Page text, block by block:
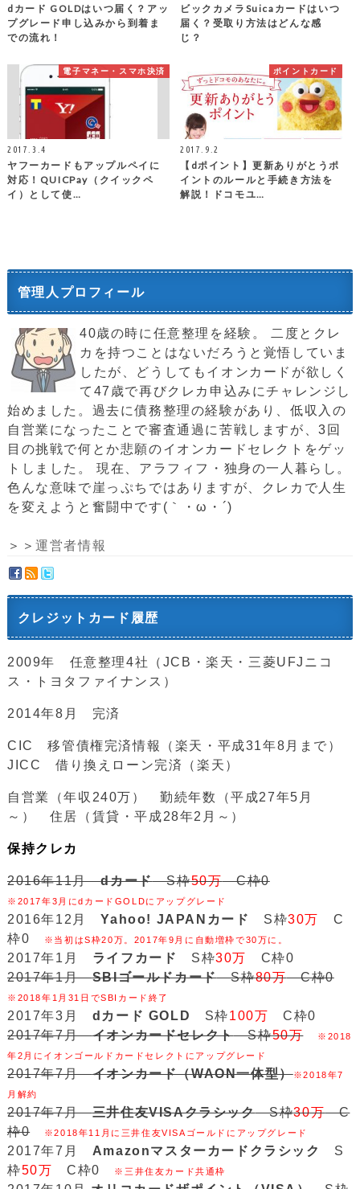
dカード GOLDはいつ届く？アッ
プグレード申し込みから到着ま
での流れ！
ビックカメラSuicaカードはいつ
届く？受取り方法はどんな感
じ？
電子マネー・スマホ決済
2017.3.4
ヤフーカードもアップルペイに
対応！QUICPay（クイックペ
イ）として使…
ポイントカード
2017.9.2
【dポイント】更新ありがとうポ
イントのルールと手続き方法を
解説！ドコモユ…
管理人プロフィール
40歳の時に任意整理を経験。 二度とクレ
カを持つことはないだろうと覚悟していま
したが、どうしてもイオンカードが欲しく
て47歳で再びクレカ申込みにチャレンジし
始めました。過去に債務整理の経験があり、低収入の
自営業になったことで審査通過に苦戦しますが、3回
目の挑戦で何とか悲願のイオンカードセレクトをゲッ
トしました。 現在、アラフィフ・独身の一人暮らし。
色んな意味で崖っぷちではありますが、クレカで人生
を変えようと奮闘中です(｀・ω・´)ゞ
＞＞運営者情報
クレジットカード履歴
2009年 任意整理4社（JCB・楽天・三菱UFJニコ
ス・トヨタファイナンス）
2014年8月 完済
CIC 移管債権完済情報（楽天・平成31年8月まで）
JICC 借り換えローン完済（楽天）
自営業（年収240万） 勤続年数（平成27年5月
～） 住居（賃貸・平成28年2月～）
保持クレカ
2016年11月dカードS枠50万C枠0
※2017年3月にdカードGOLDにアップグレード
2016年12月Yahoo! JAPANカード S枠30万
C
枠0
※当初はS枠20万。2017年9月に自動増枠で30万に。
2017年1月 ライフカード S枠30万
C枠0
2017年1月SBIゴールドカードS枠80万C枠0
※2018年1月31日でSBIカード終了
2017年3月 dカード GOLD S枠100万 C枠0
2017年7月イオンカードセレクトS枠50万
※2018
年2月にイオンゴールドカードセレクトにアップグレード
2017年7月イオンカード（WAON一体型）※2018年7
月解約
2017年7月三井住友VISAクラシックS枠30万C
枠0
※2018年11月に三井住友VISAゴールドにアップグレード
2017年7月 Amazonマスターカードクラシック
S
枠50万 C枠0 ※三井住友カード共通枠